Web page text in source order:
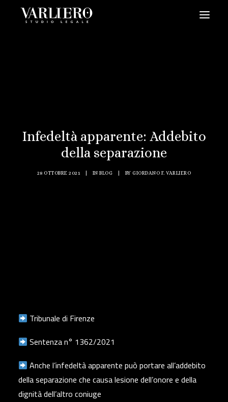
VIDEO
PRENDI UN APPUNTAMENTO
Infedeltà apparente: Addebito
della separazione
28 OTTOBRE 2021 INBLOG BY GIORDANO F. VARLIERO
Tribunale di Firenze
Sentenza n° 1362/2021
Anche l’infedeltà apparente può portare all’addebito
della separazione che causa lesione dell’onore e della
dignità dell’altro coniuge